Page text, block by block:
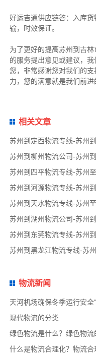
好运吉通供应链答：入库货
输，时效保证。
为了更好的提高苏州到吉
的服务提出意见或建议，
您，非常感谢您对我们的
力，您的满意就是我们前进
相关文章
苏州到定西物流专线-苏州
苏州到柳州物流公司-苏州
苏州到四平物流专线-苏州
苏州到河源物流专线-苏州
苏州到天水物流专线-苏州
苏州到湖州物流公司-苏州
苏州到东莞物流专线-苏州
物流新闻
天河机场确保冬季运行安全
现代物流的分类
绿色物流是什么？绿色物流
什么是物流合理化？物流合